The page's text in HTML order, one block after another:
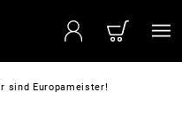
sind Europameister!